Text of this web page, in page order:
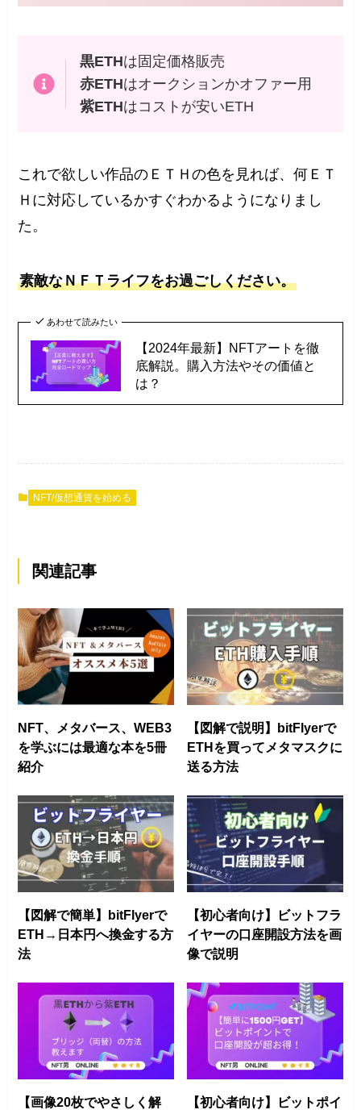
黒ETHは固定価格販売
赤ETHはオークションかオファー用
紫ETHはコストが安いETH
これで欲しい作品のＥＴＨの色を見れば、何ＥＴ
Ｈに対応しているかすぐわかるようになりまし
た。
素敵なＮＦＴライフをお過ごしください。
あわせて読みたい
【2024年最新】NFTアートを徹
底解説。購入方法やその価値と
は？
NFT/仮想通貨を始める
関連記事
NFT、メタバース、WEB3
を学ぶには最適な本を5冊
紹介
【図解で説明】bitFlyerで
ETHを買ってメタマスクに
送る方法
【図解で簡単】bitFlyerで
ETH→日本円へ換金する方
法
【初心者向け】ビットフラ
イヤーの口座開設方法を画
像で説明
【画像20枚でやさしく解
【初心者向け】ビットポイ